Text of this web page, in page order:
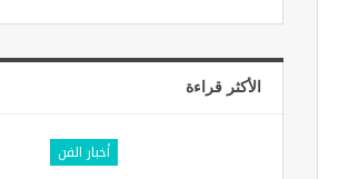
الأكثر قراءة
أخبار الفن